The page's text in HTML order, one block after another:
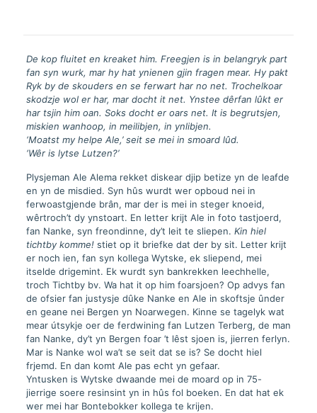
De kop fluitet en kreaket him. Freegjen is in belangryk part
fan syn wurk, mar hy hat ynienen gjin fragen mear. Hy pakt
Ryk by de skouders en se ferwart har no net. Trochelkoar
skodzje wol er har, mar docht it net. Ynstee dêrfan lûkt er
har tsjin him oan. Soks docht er oars net. It is begrutsjen,
miskien wanhoop, in meilibjen, in ynlibjen.
‘Moatst my helpe Ale,’ seit se mei in smoard lûd.
‘Wêr is lytse Lutzen?’
Plysjeman Ale Alema rekket diskear djip betize yn de leafde
en yn de misdied. Syn hûs wurdt wer opboud nei in
ferwoastgjende brân, mar der is mei in steger knoeid,
wêrtroch’t dy ynstoart. En letter krijt Ale in foto tastjoerd,
fan Nanke, syn freondinne, dy’t leit te sliepen. Kin hiel
tichtby komme!stiet op it briefke dat der by sit. Letter krijt
er noch ien, fan syn kollega Wytske, ek sliepend, mei
itselde drigemint. Ek wurdt syn bankrekken leechhelle,
troch Tichtby bv. Wa hat it op him foarsjoen? Op advys fan
de ofsier fan justysje dûke Nanke en Ale in skoftsje ûnder
en geane nei Bergen yn Noarwegen. Kinne se tagelyk wat
mear útsykje oer de ferdwining fan Lutzen Terberg, de man
fan Nanke, dy’t yn Bergen foar ’t lêst sjoen is, jierren ferlyn.
Mar is Nanke wol wa’t se seit dat se is? Se docht hiel
frjemd. En dan komt Ale pas echt yn gefaar.
Yntusken is Wytske dwaande mei de moard op in 75-
jierrige soere resinsint yn in hûs fol boeken. En dat hat ek
wer mei har Bontebokker kollega te krijen.